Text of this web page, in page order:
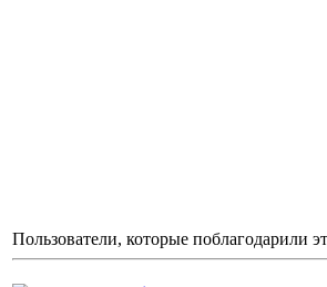
Пользователи, которые поблагодарили